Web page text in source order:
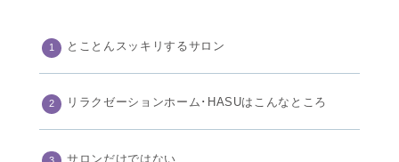
とことんスッキリするサロン
リラクゼーションホーム･HASUはこんなところ
サロンだけではない